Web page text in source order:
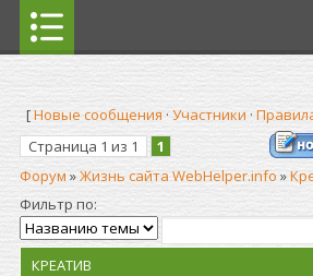
[Новые сообщения · Участники ·
Страница 1 из 1
1
Форум »Жизнь сайта WebHelper.info »
Фильтр по:
КРЕАТИВ